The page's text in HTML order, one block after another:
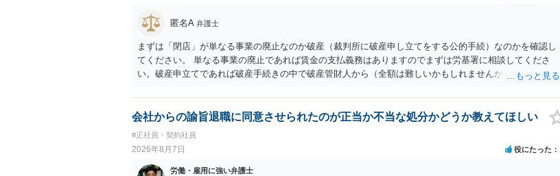
匿名A 弁護士
まずは「閉店」が単なる事業の廃止なのか破産（裁判所に破産申し立てをする公的手続）なのかを確認し
てください。 単なる事業の廃止であれば賃金の支払義務はありますのでまずは労基署に相談してくださ
い。破産申立てであれば破産手続きの中で破産管財人から（全額は難しいかもしれませんが）賃金などの
に、「独立行政法人労働者健康安全機構 」という公的機関が未払賃金の立替事業を行っています。詳しく
は、同機構の＜未払賃金立替払相談コーナー＞ TEL 044-431-8663 相談時間：土日祝日を除く9:15～17:0
でしょう。
会社からの諭旨退職に同意させられたのが正当か不当な処分かどうか教えてほしい
#正社員・契約社員
2026年8月7日 役にたった
労働・雇用に強い弁護士